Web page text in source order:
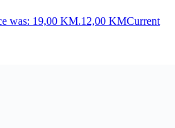
was: 19,00 KM.12,00 KMCurrent